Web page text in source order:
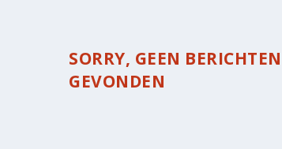
SORRY, GEEN BERICHTEN
GEVONDEN